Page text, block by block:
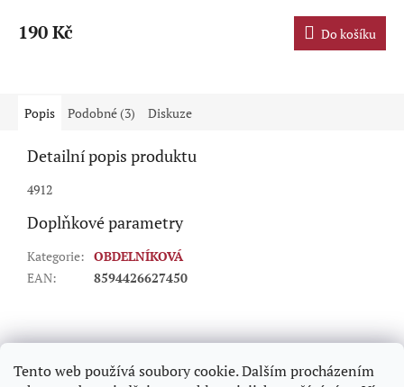
Tento web používá soubory cookie. Dalším procházením
produktu
je
hvězdiček.
190 Kč Do košíku
Popis Podobné (3) Diskuze
Detailní popis produktu
4912
Doplňkové parametry
Kategorie: OBDELNÍKOVÁ
EAN: 8594426627450
á